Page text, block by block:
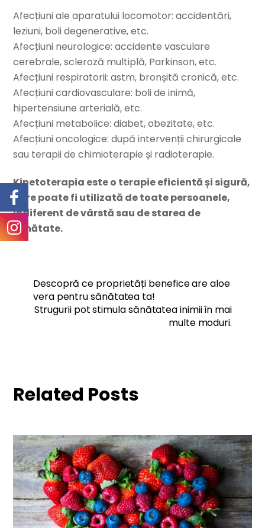
Afecțiuni ale aparatului locomotor: accidentări,
leziuni, boli degenerative, etc.
Afecțiuni neurologice: accidente vasculare
cerebrale, scleroză multiplă, Parkinson, etc.
Afecțiuni respiratorii: astm, bronșită cronică, etc.
Afecțiuni cardiovasculare: boli de inimă,
hipertensiune arterială, etc.
Afecțiuni metabolice: diabet, obezitate, etc.
Afecțiuni oncologice: după intervenții chirurgicale
sau terapii de chimioterapie și radioterapie.
Kinetoterapia este o terapie eficientă și sigură,
care poate fi utilizată de toate persoanele,
indiferent de vârstă sau de starea de
sănătate.
Descopră ce proprietăți benefice are aloe
vera pentru sănătatea ta!
Strugurii pot stimula sănătatea inimii în mai
multe moduri.
Related Posts